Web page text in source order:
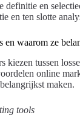
en
en ten slotte
en waarom ze
kiezen tussen
online
maken.
tools